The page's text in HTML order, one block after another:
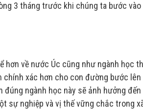
3 tháng trước khi chúng ta bước
hơn về nước Úc cũng như ngành học
chính xác hơn cho con đường bước
ngành học này sẽ ảnh hưởng
sự nghiệp và vị thế vững chắc trong